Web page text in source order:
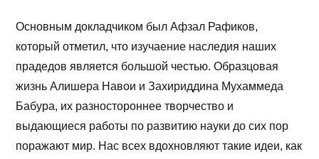
Основным докладчиком был Афзал Рафиков,
который отметил, что изучаение наследия наших
прадедов является большой честью. Образцовая
жизнь Алишера Навои и Захириддина Мухаммеда
Бабура, их разностороннее творчество и
выдающиеся работы по развитию науки до сих пор
поражают мир. Нас всех вдохновляют такие идеи, как